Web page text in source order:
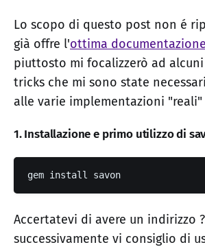
Lo scopo di questo post non é
già offre l'ottima
piuttosto mi focalizzerò ad
tricks che mi sono state
alle varie implementazioni "reali"
1. Installazione e primo utilizzo di
gem install savon
Accertatevi di avere un indirizzo
successivamente vi consiglio di